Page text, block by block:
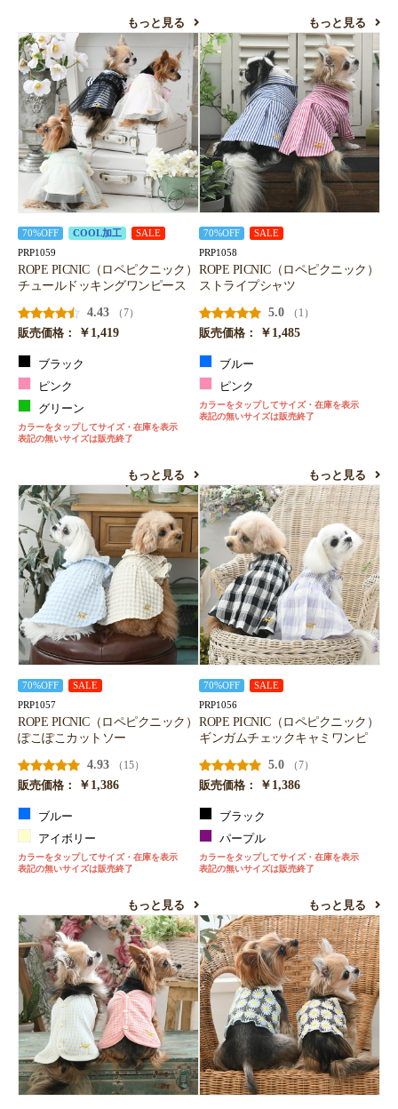
もっと見る もっと見る
70%OFF COOL加工 SALE
PRP1059
ROPE PICNIC（ロペピクニック）
チュールドッキングワンピース
4.43
（7）
販売価格：
￥1,419
ブラック
ピンク
グリーン
カラーをタップしてサイズ・在庫を表示
表記の無いサイズは販売終了
もっと見る
70%OFF SALE
PRP1058
ROPE PICNIC（ロペピクニック）
ストライプシャツ
5.0
（1）
販売価格：
￥1,485
ブルー
ピンク
カラーをタップしてサイズ・在庫を表示
表記の無いサイズは販売終了
もっと見る
70%OFF SALE
PRP1057
ROPE PICNIC（ロペピクニック）
ぽこぽこカットソー
4.93
（15）
販売価格：
￥1,386
ブルー
アイボリー
カラーをタップしてサイズ・在庫を表示
表記の無いサイズは販売終了
もっと見る
70%OFF SALE
PRP1056
ROPE PICNIC（ロペピクニック）
ギンガムチェックキャミワンピ
5.0
（7）
販売価格：
￥1,386
ブラック
パープル
カラーをタップしてサイズ・在庫を表示
表記の無いサイズは販売終了
もっと見る